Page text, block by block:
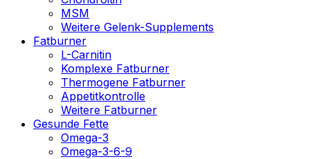
MSM
Weitere Gelenk-Supplements
Fatburner
L-Carnitin
Komplexe Fatburner
Thermogene Fatburner
Appetitkontrolle
Weitere Fatburner
Gesunde Fette
Omega-3
Omega-3-6-9